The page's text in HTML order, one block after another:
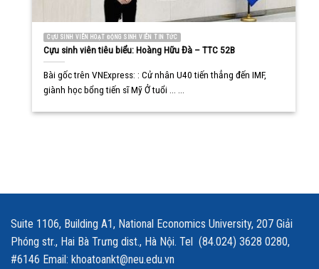
CỰU SINH VIÊN HOẠT ĐỘNG SINH VIÊN TIN TỨC
Cựu sinh viên tiêu biểu: Hoàng Hữu Đà – TTC 52B
Bài gốc trên VNExpress: : Cử nhân U40 tiến thẳng đến IMF,
giành học bổng tiến sĩ Mỹ Ở tuổi ... ...
Suite 1106, Building A1, National Economics University, 207 Giải
Phóng str., Hai Bà Trưng dist., Hà Nội. Tel (84.024) 3628 0280,
#6146 Email: khoatoankt@neu.edu.vn